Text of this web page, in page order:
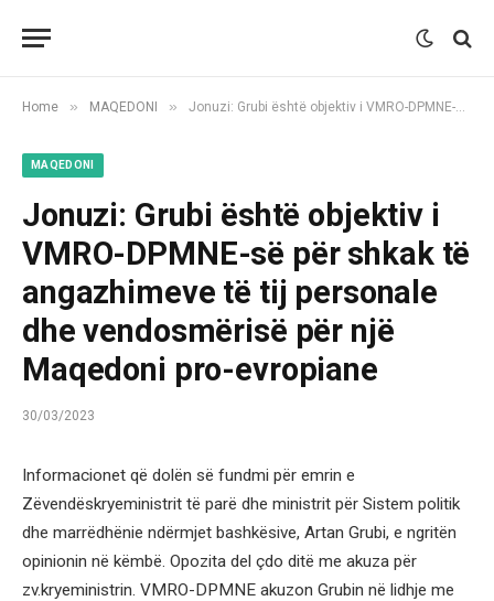
Home » MAQEDONI » Jonuzi: Grubi është objektiv i VMRO-DPMNE-së për shkak të angazhimeve të tij personale dhe vendosmërisë për një Maqedoni pro-evropiane
MAQEDONI
Jonuzi: Grubi është objektiv i
VMRO-DPMNE-së për shkak të
angazhimeve të tij personale
dhe vendosmërisë për një
Maqedoni pro-evropiane
30/03/2023
Informacionet që dolën së fundmi për emrin e
Zëvendëskryeministrit të parë dhe ministrit për Sistem politik
dhe marrëdhënie ndërmjet bashkësive, Artan Grubi, e ngritën
opinionin në këmbë. Opozita del çdo ditë me akuza për
zv.kryeministrin. VMRO-DPMNE akuzon Grubin në lidhje me